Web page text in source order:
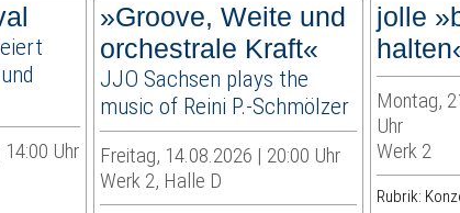
Uhr
»Groove, Weite und
orchestrale Kraft«
JJO Sachsen plays the
music of Reini P.-Schmölzer
Freitag, 14.08.2026 | 20:00 Uhr
Werk 2, Halle D
jolle
Montag,
Uhr
Werk 2
Rubrik: